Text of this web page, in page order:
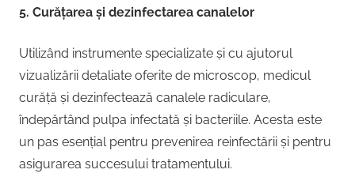
5. Curățarea și dezinfectarea canalelor
Utilizând instrumente specializate și cu ajutorul
vizualizării detaliate oferite de microscop, medicul
curăță și dezinfectează canalele radiculare,
îndepărtând pulpa infectată și bacteriile. Acesta este
un pas esențial pentru prevenirea reinfectării și pentru
asigurarea succesului tratamentului.